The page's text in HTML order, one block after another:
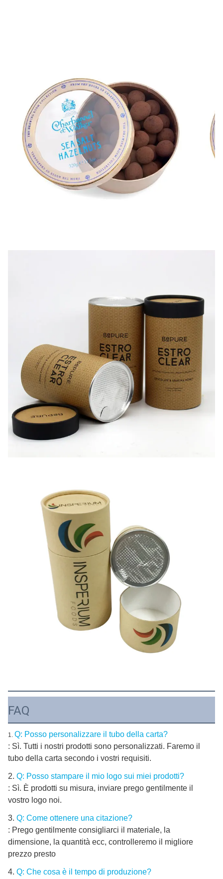
FAQ
1. Q: Posso personalizzare il tubo della carta?
: Sì. Tutti i nostri prodotti sono personalizzati. Faremo il
tubo della carta secondo i vostri requisiti.
2. Q: Posso stampare il mio logo sui miei prodotti?
: Sì. È prodotti su misura, inviare prego gentilmente il
vostro logo noi.
3. Q: Come ottenere una citazione?
: Prego gentilmente consigliarci il materiale, la
dimensione, la quantità ecc, controlleremo il migliore
prezzo presto
4. Q: Che cosa è il tempo di produzione?